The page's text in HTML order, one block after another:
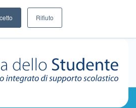
Rifiuto